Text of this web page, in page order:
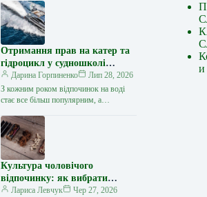
Отримання прав на катер та
гідроцикл у судношколі
«Либідь-А»: від теорії до
іспиту
Дарина Горпиненко
Лип 28, 2026
З кожним роком відпочинок на воді
стає все більш популярним, а
чи гідроциклом відкриває нові
горизонти…
Культура чоловічого
відпочинку: як вибрати
стильний та корисний
Лариса Левчук
Чер 27, 2026
и